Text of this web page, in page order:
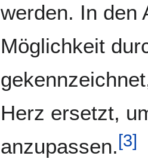
werden. In den
Möglichkeit
Herz ersetzt,
anzupassen.[3]